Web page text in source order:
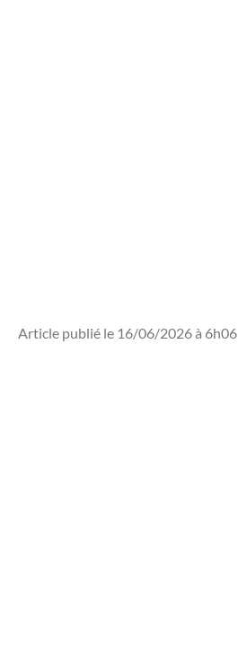
Article publié le 16/06/2026 à 6h06